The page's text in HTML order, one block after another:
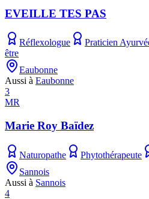
EVEILLE TES PAS
Réflexologue Praticien
être
Eaubonne
Aussi à Eaubonne
3
MR
Marie Roy Baïdez
Naturopathe Phytothérapeute
Sannois
Aussi à Sannois
4